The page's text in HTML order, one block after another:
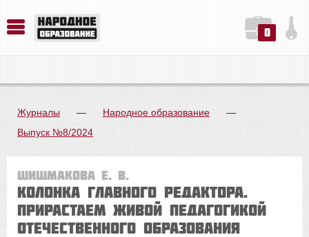
0
Журналы — Народное образование
—
Выпуск №8/2024
Шишмакова Е. В.
Колонка главного редактора.
Прирастаем живой педагогикой
отечественного образования